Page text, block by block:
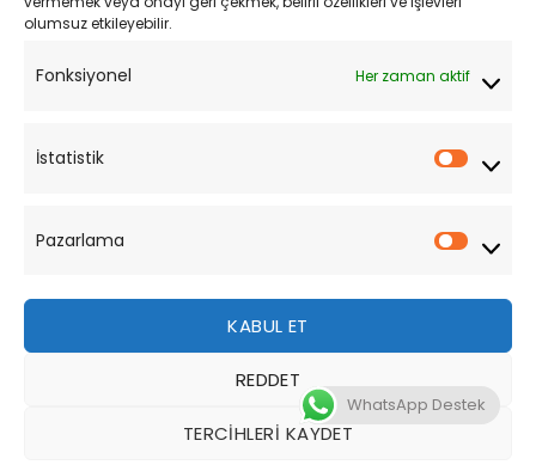
olumsuz etkileyebilir.
Fonksiyonel Her zaman aktif
İstatistik
Pazarlama
KABUL ET
REDDET
TERCIHLERI KAYDET
Sipariş Takibi
Bu site, size daha iyi bir tarama deneyimi sunmak için
çerezler kullanmaktadır. Bu web sitesinde gezinerek,
çerez kullanımımızı kabul etmiş olursunuz.
WhatsApp Destek